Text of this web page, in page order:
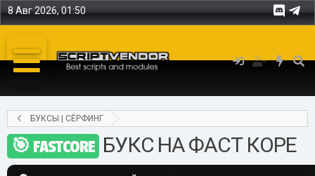
8 Авг 2026, 01:50
БУКСЫ | СЁРФИНГ
FASTCORE БУКС НА ФАСТ КОРЕ